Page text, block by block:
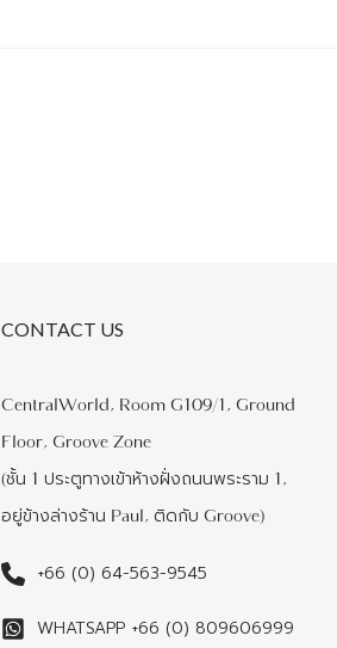
CONTACT US
CentralWorld, Room G109/1, Ground
Floor, Groove Zone
(ชั้น 1 ประตูทางเข้าห้างฝั่งถนนพระราม 1,
อยู่ข้างล่างร้าน Paul, ติดกับ Groove)
+66 (0) 64-563-9545
WHATSAPP +66 (0) 809606999